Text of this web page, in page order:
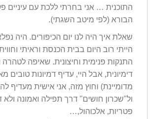
התוכנית … אני בחרתי ללכת עם עיניים
הבורא (לפי מיטב השגתי).
שאלת איך היה לנו יום הכיפורים. היה
הייתי רוב היום בבית הכנסת וראיתי
התנקות פנימית וחיצונית. שאיפה לטהרה
דימיונית, אבל היי, עדיף דמיונות טובים
מדומיינת) וחוץ מזה, אני אישית מעדיף
ול"שכרון חושים" דרך תפילה ואמונה
פטריות, אלכוהול,…